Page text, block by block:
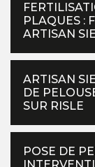
PLAQUES :
ARTISAN
ARTISAN
DE
SUR RISLE
POSE DE